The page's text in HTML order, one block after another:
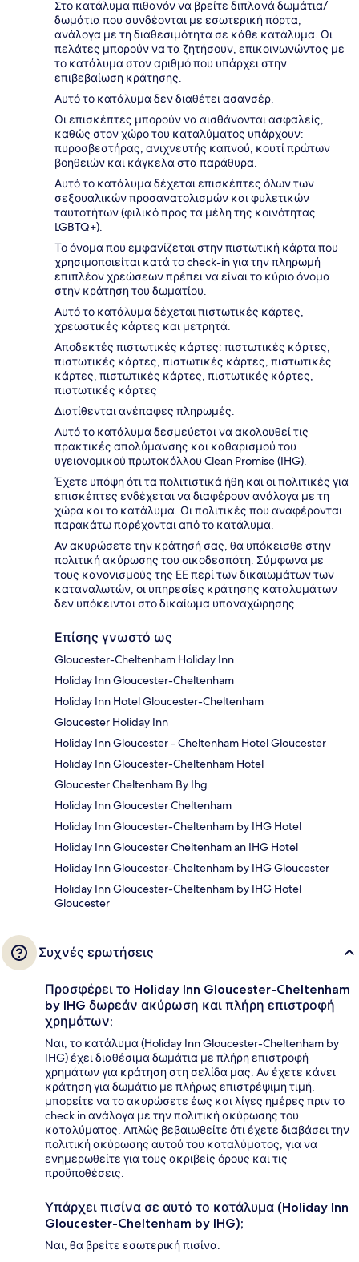
Στο κατάλυμα πιθανόν να βρείτε διπλανά δωμάτια/
δωμάτια που συνδέονται με εσωτερική πόρτα,
ανάλογα με τη διαθεσιμότητα σε κάθε κατάλυμα. Οι
πελάτες μπορούν να τα ζητήσουν, επικοινωνώντας με
το κατάλυμα στον αριθμό που υπάρχει στην
επιβεβαίωση κράτησης.
Αυτό το κατάλυμα δεν διαθέτει ασανσέρ.
Οι επισκέπτες μπορούν να αισθάνονται ασφαλείς,
καθώς στον χώρο του καταλύματος υπάρχουν:
πυροσβεστήρας, ανιχνευτής καπνού, κουτί πρώτων
βοηθειών και κάγκελα στα παράθυρα.
Αυτό το κατάλυμα δέχεται επισκέπτες όλων των
σεξουαλικών προσανατολισμών και φυλετικών
ταυτοτήτων (φιλικό προς τα μέλη της κοινότητας
LGBTQ+).
Το όνομα που εμφανίζεται στην πιστωτική κάρτα που
χρησιμοποιείται κατά το check-in για την πληρωμή
επιπλέον χρεώσεων πρέπει να είναι το κύριο όνομα
στην κράτηση του δωματίου.
Αυτό το κατάλυμα δέχεται πιστωτικές κάρτες,
χρεωστικές κάρτες και μετρητά.
Αποδεκτές πιστωτικές κάρτες: πιστωτικές κάρτες,
πιστωτικές κάρτες, πιστωτικές κάρτες, πιστωτικές
κάρτες, πιστωτικές κάρτες, πιστωτικές κάρτες,
πιστωτικές κάρτες
Διατίθενται ανέπαφες πληρωμές.
Αυτό το κατάλυμα δεσμεύεται να ακολουθεί τις
πρακτικές απολύμανσης και καθαρισμού του
υγειονομικού πρωτοκόλλου Clean Promise (IHG).
Έχετε υπόψη ότι τα πολιτιστικά ήθη και οι πολιτικές για
επισκέπτες ενδέχεται να διαφέρουν ανάλογα με τη
χώρα και το κατάλυμα. Οι πολιτικές που αναφέρονται
παρακάτω παρέχονται από το κατάλυμα.
Αν ακυρώσετε την κράτησή σας, θα υπόκεισθε στην
πολιτική ακύρωσης του οικοδεσπότη. Σύμφωνα με
τους κανονισμούς της ΕΕ περί των δικαιωμάτων των
καταναλωτών, οι υπηρεσίες κράτησης καταλυμάτων
δεν υπόκεινται στο δικαίωμα υπαναχώρησης.
Επίσης γνωστό ως
Gloucester-Cheltenham Holiday Inn
Holiday Inn Gloucester-Cheltenham
Holiday Inn Hotel Gloucester-Cheltenham
Gloucester Holiday Inn
Holiday Inn Gloucester - Cheltenham Hotel Gloucester
Holiday Inn Gloucester-Cheltenham Hotel
Gloucester Cheltenham By Ihg
Holiday Inn Gloucester Cheltenham
Holiday Inn Gloucester-Cheltenham by IHG Hotel
Holiday Inn Gloucester Cheltenham an IHG Hotel
Holiday Inn Gloucester-Cheltenham by IHG Gloucester
Holiday Inn Gloucester-Cheltenham by IHG Hotel
Gloucester
Συχνές ερωτήσεις
Προσφέρει το Holiday Inn Gloucester-Cheltenham
by IHG δωρεάν ακύρωση και πλήρη επιστροφή
χρημάτων;
Ναι, το κατάλυμα (Holiday Inn Gloucester-Cheltenham by
IHG) έχει διαθέσιμα δωμάτια με πλήρη επιστροφή
χρημάτων για κράτηση στη σελίδα μας. Αν έχετε κάνει
κράτηση για δωμάτιο με πλήρως επιστρέψιμη τιμή,
μπορείτε να το ακυρώσετε έως και λίγες ημέρες πριν το
check in ανάλογα με την πολιτική ακύρωσης του
καταλύματος. Απλώς βεβαιωθείτε ότι έχετε διαβάσει την
πολιτική ακύρωσης αυτού του καταλύματος, για να
ενημερωθείτε για τους ακριβείς όρους και τις
προϋποθέσεις.
Υπάρχει πισίνα σε αυτό το κατάλυμα (Holiday Inn
Gloucester-Cheltenham by IHG);
Ναι, θα βρείτε εσωτερική πισίνα.